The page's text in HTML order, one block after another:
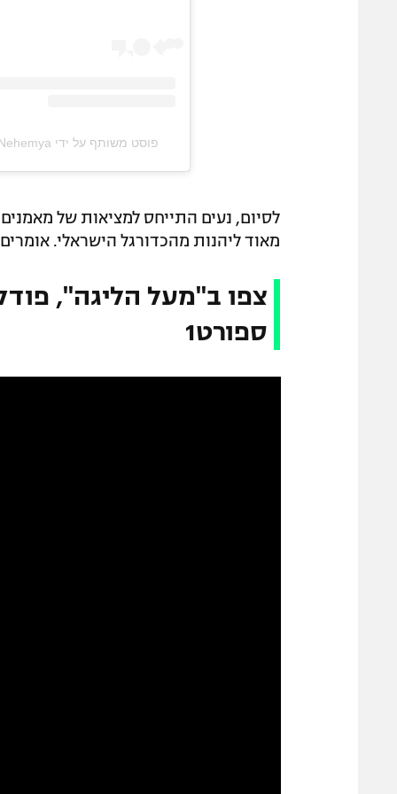
פוסט משותף על ידי ‏‎Nitzan Ella Peled Nehemya‎‏ (@‏‎nitzan_peled_nehemya‎‏)
לסיום, נעים התייחס למציאות של
מאוד ליהנות מהכדורגל הישראלי.
צפו ב"מעל הליגה",
ספורט1